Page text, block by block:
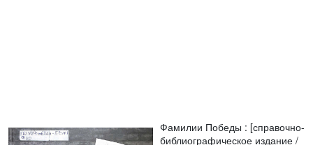
Фамилии Победы : [справочно-
библиографическое издание /